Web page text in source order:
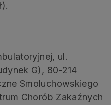
ul.
G), 80-214
Smoluchowskiego
Chorób Zakaźnych